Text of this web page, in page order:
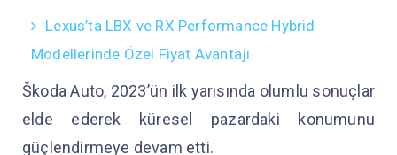
Lexus’ta LBX ve RX Performance Hybrid
Modellerinde Özel Fiyat Avantajı
Škoda Auto, 2023’ün ilk yarısında olumlu sonuçlar
elde ederek küresel pazardaki konumunu
güçlendirmeye devam etti.